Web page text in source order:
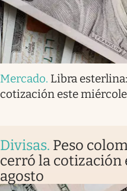
Mercado. Libra
cotización este
Divisas. Peso
cerró la cotización
agosto